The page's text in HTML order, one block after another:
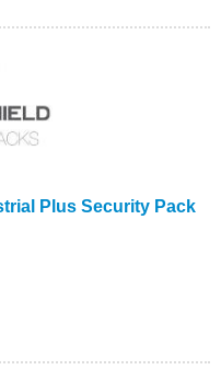
Plus Security Pack